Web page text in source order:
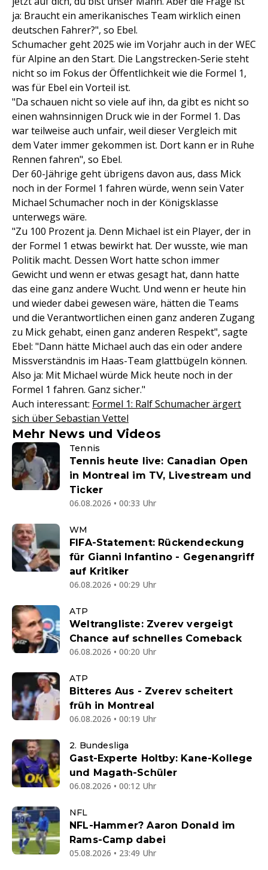
ja: Braucht ein amerikanisches Team wirklich einen
deutschen Fahrer?", so Ebel.
Schumacher geht 2025 wie im Vorjahr auch in der WEC
für Alpine an den Start. Die Langstrecken-Serie steht
nicht so im Fokus der Öffentlichkeit wie die Formel 1,
was für Ebel ein Vorteil ist.
"Da schauen nicht so viele auf ihn, da gibt es nicht so
einen wahnsinnigen Druck wie in der Formel 1. Das
war teilweise auch unfair, weil dieser Vergleich mit
dem Vater immer gekommen ist. Dort kann er in Ruhe
Rennen fahren", so Ebel.
Der 60-Jährige geht übrigens davon aus, dass Mick
noch in der Formel 1 fahren würde, wenn sein Vater
Michael Schumacher noch in der Königsklasse
unterwegs wäre.
"Zu 100 Prozent ja. Denn Michael ist ein Player, der in
der Formel 1 etwas bewirkt hat. Der wusste, wie man
Politik macht. Dessen Wort hatte schon immer
Gewicht und wenn er etwas gesagt hat, dann hatte
das eine ganz andere Wucht. Und wenn er heute hin
und wieder dabei gewesen wäre, hätten die Teams
und die Verantwortlichen einen ganz anderen Zugang
zu Mick gehabt, einen ganz anderen Respekt", sagte
Ebel: "Dann hätte Michael auch das ein oder andere
Missverständnis im Haas-Team glattbügeln können.
Also ja: Mit Michael würde Mick heute noch in der
Formel 1 fahren. Ganz sicher."
Auch interessant: Formel 1: Ralf Schumacher ärgert
sich über Sebastian Vettel
Mehr News und Videos
Tennis
Tennis heute live: Canadian Open
in Montreal im TV, Livestream und
Ticker
06.08.2026 • 00:33 Uhr
WM
FIFA-Statement: Rückendeckung
für Gianni Infantino - Gegenangriff
auf Kritiker
06.08.2026 • 00:29 Uhr
ATP
Weltrangliste: Zverev vergeigt
Chance auf schnelles Comeback
06.08.2026 • 00:20 Uhr
ATP
Bitteres Aus - Zverev scheitert
früh in Montreal
06.08.2026 • 00:19 Uhr
2. Bundesliga
Gast-Experte Holtby: Kane-Kollege
und Magath-Schüler
06.08.2026 • 00:12 Uhr
NFL
NFL-Hammer? Aaron Donald im
Rams-Camp dabei
05.08.2026 • 23:49 Uhr